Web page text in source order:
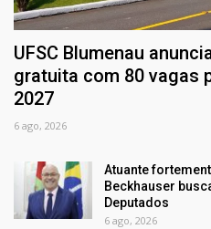
UFSC Blumenau
gratuita com 80 vagas
2027
6 ago, 2026
Atuante
Beckhauser
Deputados
6 ago, 2026